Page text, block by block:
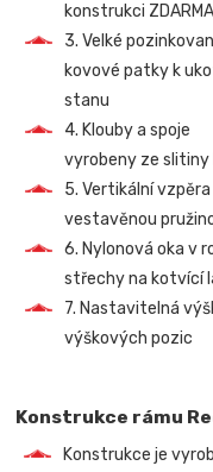
konstrukci ZDARMA
3. Velké
kovové patky k
stanu
4. Klouby a spoje
vyrobeny ze slitiny
5. Vertikální vzpěra
vestavěnou
6. Nylonová oka v
střechy na kotvící
7. Nastavitelná
výškových pozic
Konstrukce rámu
Konstrukce je